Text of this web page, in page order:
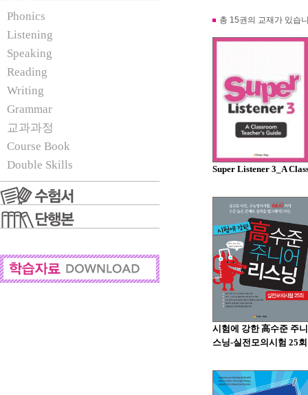
Phonics
Listening
Speaking
Reading
Writing
Grammar
교과과정
Course Book
Double Skills
총 15권의 교재가 있습
Super Listener 3_A
시험에 강한 高수준 주
스닝-실전모의시험 25회